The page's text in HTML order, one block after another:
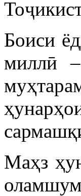
Боиси
миллӣ
Маҳз